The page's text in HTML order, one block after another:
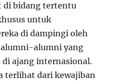
di bidang tertentu
untuk
di dampingi oleh
alumni yang
di ajang internasional.
terlihat dari kewajiban